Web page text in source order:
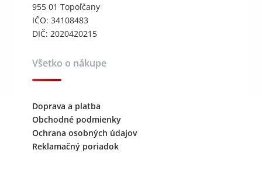
955 01 Topoľčany
IČO: 34108483
DIČ: 2020420215
Všetko o nákupe
Doprava a platba
Obchodné podmienky
Ochrana osobných údajov
Reklamačný poriadok